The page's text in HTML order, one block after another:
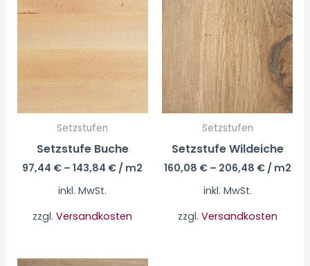
Setzstufen
Setzstufe Buche
97,44 € –143,84 € / m2
inkl. MwSt.
zzgl.Versandkosten
Setzstufen
Setzstufe Wildeiche
160,08 €– 206,48 €/ m2
inkl. MwSt.
zzgl. Versandkosten